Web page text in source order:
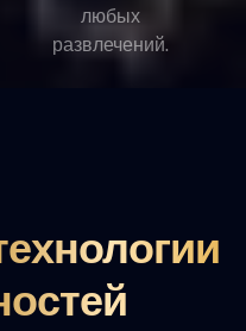
любых
развлечений.